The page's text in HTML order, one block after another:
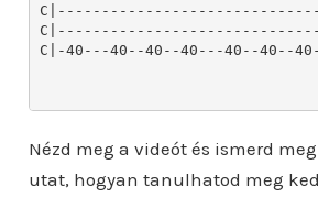
C|-40---40--40--40---40--
Nézd meg a videót és ismerd
utat, hogyan tanulhatod meg